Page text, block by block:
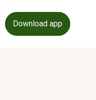
Download app